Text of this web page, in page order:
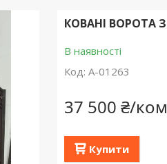
КОВАНІ ВОРОТА
В наявності
Код: А-01263
37 500 ₴/
Купити